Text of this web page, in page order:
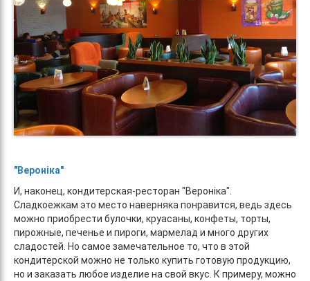
"Вероніка"
И, наконец, кондитерская-ресторан "Вероніка".
Сладкоежкам это место наверняка понравится, ведь здесь
можно приобрести булочки, круасаны, конфеты, торты,
пирожные, печенье и пироги, мармелад и много других
сладостей. Но самое замечательное то, что в этой
кондитерской можно не только купить готовую продукцию,
но и заказать любое изделие на свой вкус. К примеру, можно